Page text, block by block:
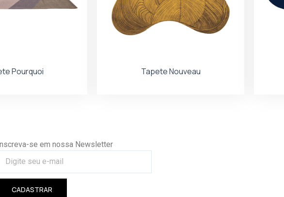
Pourquoi Tapete Nouveau
se em nossa Newsletter
CADASTRAR